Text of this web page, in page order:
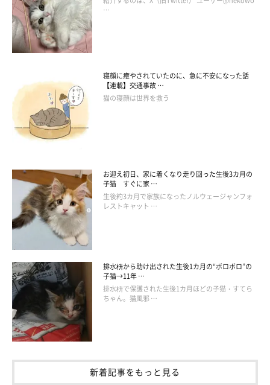
…
寝顔に癒やされていたのに、急に不安になった話
【連載】交通事故 …
猫の寝顔は世界を救う
お迎え初日、家に着くなり走り回った生後3カ月の
子猫 すぐに家 …
生後約3カ月で家族になったノルウェージャンフォ
レストキャット …
排水枡から助け出された生後1カ月の“ボロボロ”の
子猫→11年 …
排水枡で保護された生後1カ月ほどの子猫・すてら
ちゃん。猫風邪 …
新着記事をもっと見る